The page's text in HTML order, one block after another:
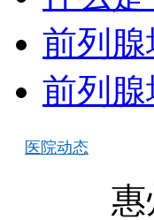
前列
前列
医院动态
惠州